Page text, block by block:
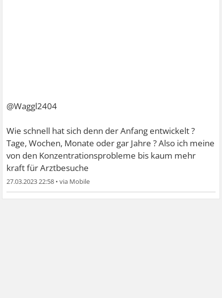
@Waggl2404
Wie schnell hat sich denn der Anfang entwickelt ?
Tage, Wochen, Monate oder gar Jahre ? Also ich meine
von den Konzentrationsprobleme bis kaum mehr
kraft für Arztbesuche
27.03.2023 22:58 •